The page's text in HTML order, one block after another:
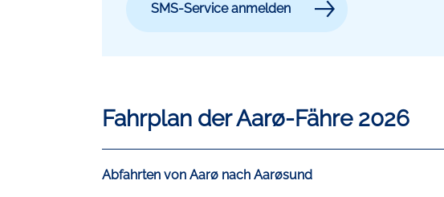
SMS-Service anmelden
Fahrplan der Aarø-Fähre 2026
Abfahrten von Aarø nach Aarøsund